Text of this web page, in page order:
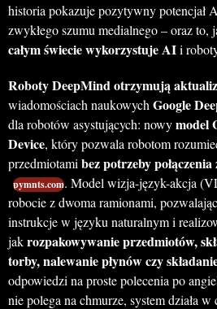
historia pokazuje pozytywny potencjał
zwykłego szumu medialnego – oraz to,
całym świecie wykorzystuje AIi
Roboty DeepMind otrzymują
wiadomościach naukowych Google
dla robotów asystujących: nowymodel
Device, który pozwala robotom
przedmiotami bez potrzeby
pymnts.com. Model wizja-język-akcja
robocie z dwoma ramionami,
instrukcje w języku naturalnym i
jakrozpakowywanie przedmiotów,
torby, nalewanie płynów czy
odpowiedzi na proste polecenia po
nie polega na chmurze, system działa